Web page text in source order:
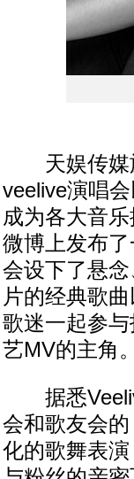
天娱传媒旗
veelive演唱
成为各大音
微博上发布
会设下了悬
片的经典歌
歌迷一起参
艺MV的主角。
据悉
会和歌友会
化的歌舞表